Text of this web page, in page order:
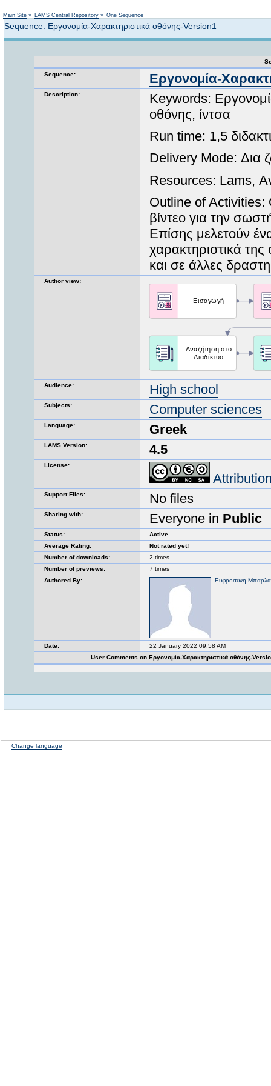
Main Site » LAMS Central Repository » One Sequence
Sequence: Εργονομία-Χαρακτηριστικά οθόνης-Version1
Sequence:
Εργονομία-
Description:
Keywords:
οθόνης, ίντσα
Run time: 1,5
Delivery Mode: Δια
Resources: Lams,
Outline of Activities:
βίντεο για την
Επίσης μελετούν
χαρακτηριστικά
και σε άλλες
Author view:
Audience: High school
Subjects: Computer sciences
Language: Greek
LAMS Version: 4.5
License:
Support Files: No files
Sharing with: Everyone in Public
Status:
Active
Average Rating:
Not rated yet!
Number of downloads:
2 times
Number of previews:
7 times
Authored By:
Ευφροσύνη
Date:
22 January 2022 09:58 AM
User Comments on Εργονομία-Χαρακτηριστικά οθόνης-
Change language